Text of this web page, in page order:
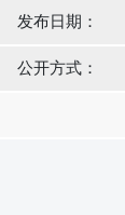
发布日期：
公开方式：